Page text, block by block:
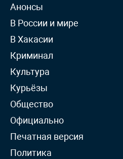
Анонсы
В России и мире
В Хакасии
Криминал
Культура
Курьёзы
Общество
Официально
Печатная версия
Политика